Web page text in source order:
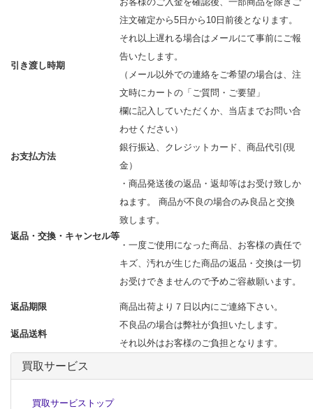
引き渡し時期
注文確定から5日から10日前後となります。
それ以上遅れる場合はメールにて事前にご報
告いたします。
（メール以外での連絡をご希望の場合は、注
文時にカートの「ご質問・ご要望」
欄に記入していただくか、当店までお問い合
わせください）
お支払方法
銀行振込、クレジットカード、商品代引(現
金）
返品・交換・キャンセル等
・商品発送後の返品・返却等はお受け致しか
ねます。 商品が不良の場合のみ良品と交換
致します。
・一度ご使用になった商品、お客様の責任で
キズ、汚れが生じた商品の返品・交換は一切
お受けできませんので予めご容赦願います。
返品期限 商品出荷より７日以内にご連絡下さい。
返品送料
不良品の場合は弊社が負担いたします。
それ以外はお客様のご負担となります。
買取サービス
買取サービストップ